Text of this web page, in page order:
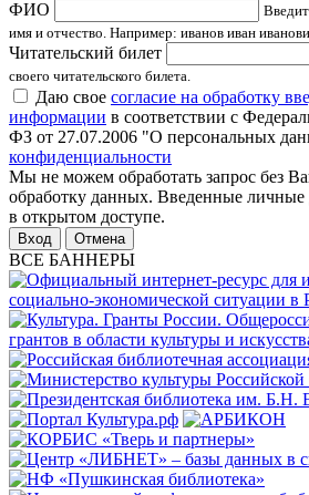
ФИО
имя и отчество. Например: иванов иван
Читательский билет
своего читательского билета.
Даю свое согласие на обработку
информации в соответствии с
ФЗ от 27.07.2006 "О персональных
конфиденциальности
Мы не можем обработать запрос без
обработку данных. Введенные
в открытом доступе.
Отмена
ВСЕ БАННЕРЫ